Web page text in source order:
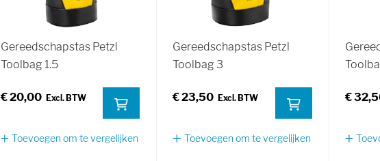
Gereedschapstas Petzl
Toolbag 1.5
€ 20,00
Toevoegen om te vergelijken
Gereedschapstas Petzl
Toolbag 3
€ 23,50
Toevoegen om te vergelijken
€